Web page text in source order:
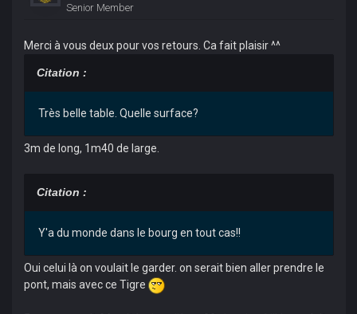
Senior Member
Merci à vous deux pour vos retours. Ca fait plaisir ^^
Citation :
Très belle table. Quelle surface?
3m de long, 1m40 de large.
Citation :
Y'a du monde dans le bourg en tout cas!!
Oui celui là on voulait le garder. on serait bien aller prendre le
pont, mais avec ce Tigre